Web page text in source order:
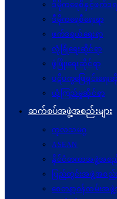
ဒီမိုကရေစီနှင့်ဖက်ဒ
ဒီမိုကရေစီရေးရာ
ဖက်ဒရယ်ရေးရာ
လုံခြုံရေးဆိုင်ရာ
ဖွံဖြိုးရေးဆိုင်ရာ
ပဋိပက္ခ‌ဖြေရှင်းရေး
ယုံကြည်မှုဆိုင်ရာ
ဆက်စပ်အဖွဲ့အစည်းများ
ကုလသမဂ္ဂ
ASEAN
နိုင်ငံတကာအဖွဲ့အစည်း
ပြည်တွင်းအဖွဲ့အစည်း
စေတနာ့ဝန်ထမ်းအဖွဲ့